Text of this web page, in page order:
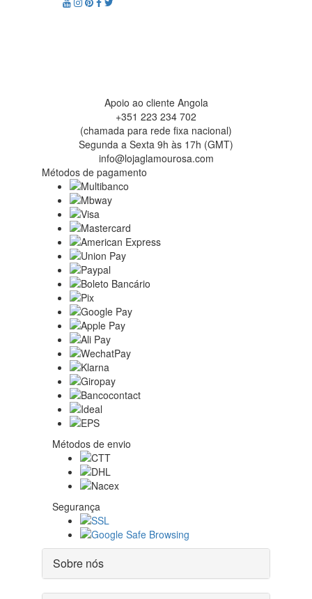
Apoio ao cliente Angola
+351 223 234 702
(chamada para rede fixa nacional)
Segunda a Sexta 9h às 17h (GMT)
info@lojaglamourosa.com
Métodos de pagamento
Métodos de envio
Segurança
Sobre nós